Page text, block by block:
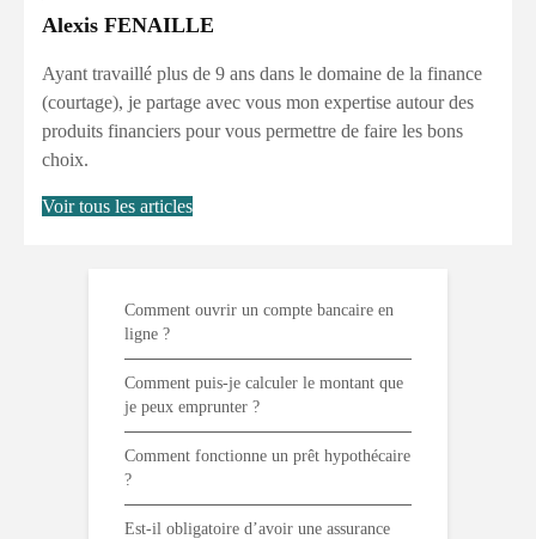
Alexis FENAILLE
Ayant travaillé plus de 9 ans dans le domaine de la finance
(courtage), je partage avec vous mon expertise autour des
produits financiers pour vous permettre de faire les bons
choix.
Voir tous les articles
Comment ouvrir un compte bancaire en
ligne ?
Comment puis-je calculer le montant que
je peux emprunter ?
Comment fonctionne un prêt hypothécaire
?
Est-il obligatoire d’avoir une assurance